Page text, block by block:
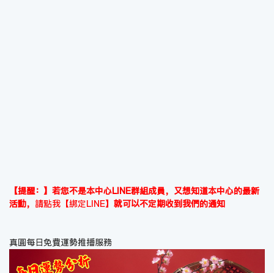
【提醒：】若您不是本中心LINE群組成員，又想知道本中心的最新
活動， 請點我【綁定LINE】 就可以不定期收到我們的通知
真圓每日免費運勢推播服務